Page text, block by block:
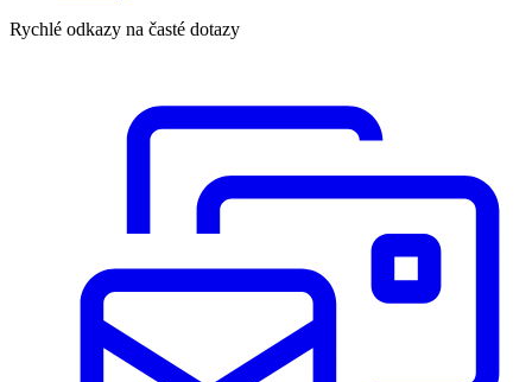
Rychlé odkazy na časté dotazy